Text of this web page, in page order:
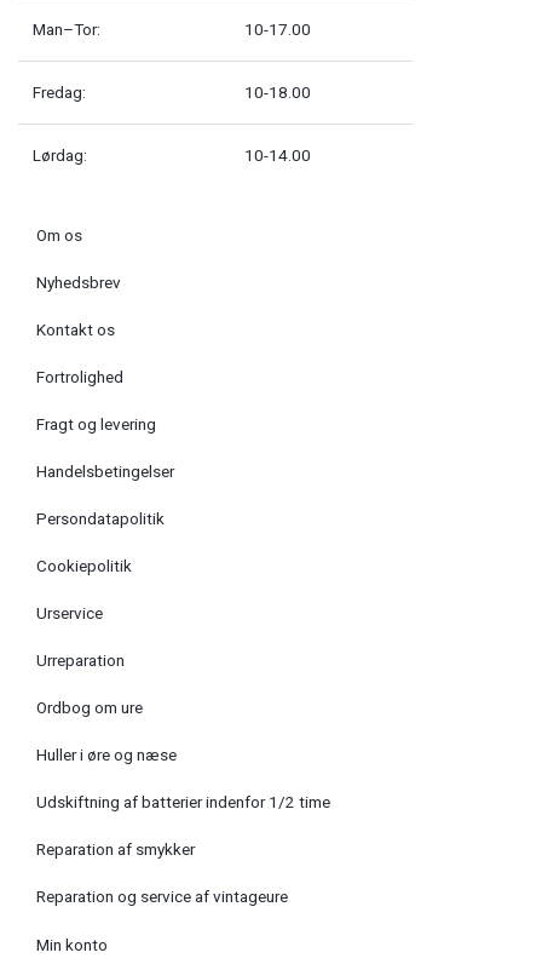
Man–Tor: 10-17.00
Fredag: 10-18.00
Lørdag: 10-14.00
Om os
Nyhedsbrev
Kontakt os
Fortrolighed
Fragt og levering
Handelsbetingelser
Persondatapolitik
Cookiepolitik
Urservice
Urreparation
Ordbog om ure
Huller i øre og næse
Udskiftning af batterier indenfor 1/2 time
Reparation af smykker
Reparation og service af vintageure
Min konto